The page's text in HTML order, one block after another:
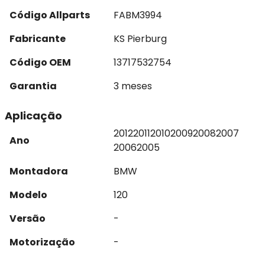
Código Allparts
FABM3994
Fabricante
KS Pierburg
Código OEM
13717532754
Garantia
3 meses
Aplicação
Ano
201220112010200920082007
20062005
Montadora
BMW
Modelo
120
Versão
-
Motorização
-